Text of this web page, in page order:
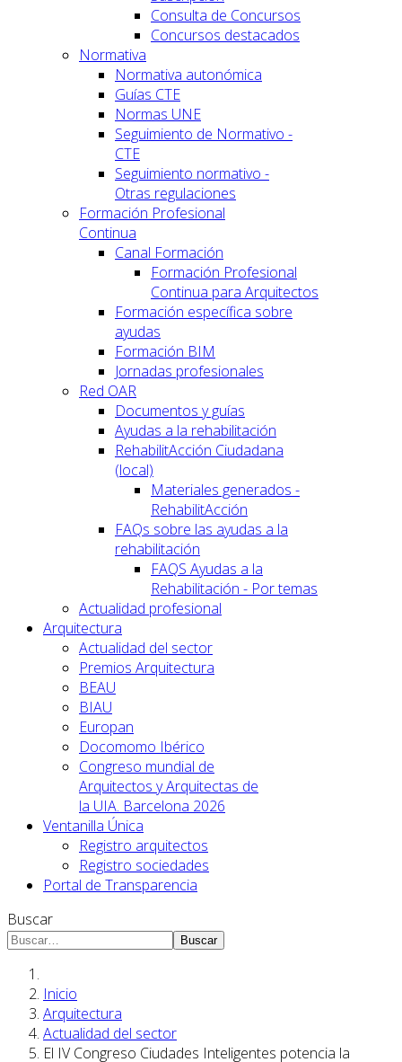
Consulta de Concursos
Concursos destacados
Normativa
Normativa autonómica
Guías CTE
Normas UNE
Seguimiento de Normativo -
CTE
Seguimiento normativo -
Otras regulaciones
Formación Profesional
Continua
Canal Formación
Formación Profesional
Continua para Arquitectos
Formación específica sobre
ayudas
Formación BIM
Jornadas profesionales
Red OAR
Documentos y guías
Ayudas a la rehabilitación
RehabilitAcción Ciudadana
(local)
Materiales generados -
RehabilitAcción
FAQs sobre las ayudas a la
rehabilitación
FAQS Ayudas a la
Rehabilitación - Por temas
Actualidad profesional
Arquitectura
Actualidad del sector
Premios Arquitectura
BEAU
BIAU
Europan
Docomomo Ibérico
Congreso mundial de
Arquitectos y Arquitectas de
la UIA. Barcelona 2026
Ventanilla Única
Registro arquitectos
Registro sociedades
Portal de Transparencia
Buscar
Buscar
Inicio
Arquitectura
Actualidad del sector
El IV Congreso Ciudades Inteligentes potencia la